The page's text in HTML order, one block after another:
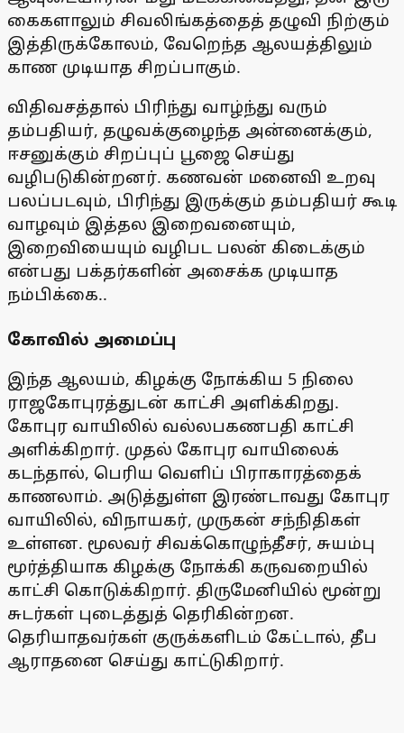
கைகளாலும் சிவலிங்கத்தைத் தழுவி நிற்கும்
இத்திருக்கோலம், வேறெந்த ஆலயத்திலும்
காண முடியாத சிறப்பாகும்.
விதிவசத்தால் பிரிந்து வாழ்ந்து வரும்
தம்பதியர், தழுவக்குழைந்த அன்னைக்கும்,
ஈசனுக்கும் சிறப்புப் பூஜை செய்து
வழிபடுகின்றனர். கணவன் மனைவி உறவு
பலப்படவும், பிரிந்து இருக்கும் தம்பதியர் கூடி
வாழவும் இத்தல இறைவனையும்,
இறைவியையும் வழிபட பலன் கிடைக்கும்
என்பது பக்தர்களின் அசைக்க முடியாத
நம்பிக்கை..
கோவில் அமைப்பு
இந்த ஆலயம், கிழக்கு நோக்கிய 5 நிலை
ராஜகோபுரத்துடன் காட்சி அளிக்கிறது.
கோபுர வாயிலில் வல்லபகணபதி காட்சி
அளிக்கிறார். முதல் கோபுர வாயிலைக்
கடந்தால், பெரிய வெளிப் பிராகாரத்தைக்
காணலாம். அடுத்துள்ள இரண்டாவது கோபுர
வாயிலில், விநாயகர், முருகன் சந்நிதிகள்
உள்ளன. மூலவர் சிவக்கொழுந்தீசர், சுயம்பு
மூர்த்தியாக கிழக்கு நோக்கி கருவறையில்
காட்சி கொடுக்கிறார். திருமேனியில் மூன்று
சுடர்கள் புடைத்துத் தெரிகின்றன.
தெரியாதவர்கள் குருக்களிடம் கேட்டால், தீப
ஆராதனை செய்து காட்டுகிறார்.